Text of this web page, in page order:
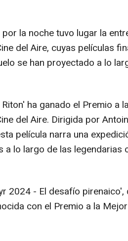
la noche tuvo lugar la
del Aire, cuyas películas
se han proyectado a lo
ha ganado el Premio a
del Aire. Dirigida por
película narra una
a lo largo de las legendarias
2024 - El desafío
con el Premio a la